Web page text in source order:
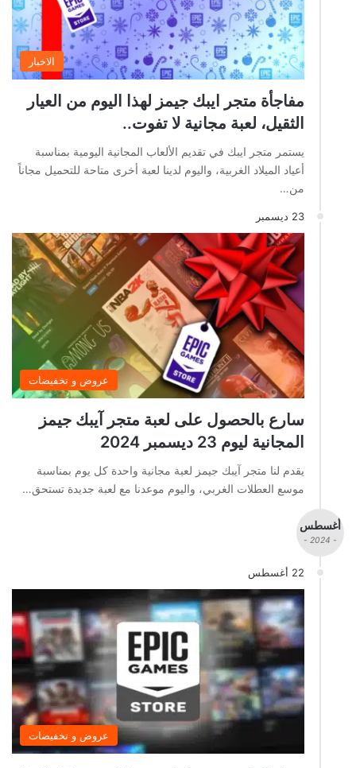
الاخبار
مفاجأة متجر ايبك جيمز لهذا اليوم من العيار
الثقيل، لعبة مجانية لا تفوت..
يستمر متجر ايبك في تقديم الألعاب المجانية اليومية بمناسبة
أعياد الميلاد الغربية، واليوم لدينا لعبة أخرى متاحة للتحميل مجاناً
من…
23 ديسمبر
عروض و تخفيضات
سارع بالحصول على لعبة متجر آيبك جيمز
المجانية ليوم 23 ديسمبر 2024
يقدم لنا متجر آيبك جيمز لعبة مجانية واحدة كل يوم بمناسبة
موسع العطلات الغربي، واليوم موعدنا مع لعبة جديدة تستحق…
أغسطس
- 2024 -
22 أغسطس
عروض و تخفيضات